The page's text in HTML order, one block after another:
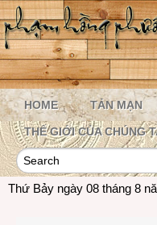
HOME TẢN MẠN
THẾ GIỚI CỦA CHÚNG
Thứ Bảy ngày 08 tháng 8